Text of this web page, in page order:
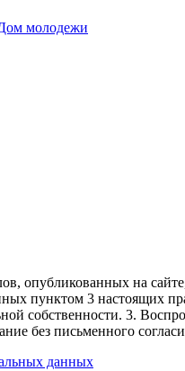
молодежи
опубликованных на
пунктом 3 настоящих
собственности. 3.
без письменного
данных